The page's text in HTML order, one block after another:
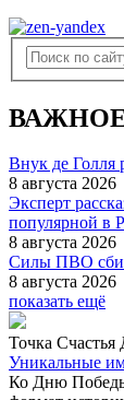
Внук де Голля
8 августа 2026
Эксперт
популярной в
8 августа 2026
Силы ПВО
8 августа 2026
показать ещё
Точка Счастья
Уникальные
Ко Дню